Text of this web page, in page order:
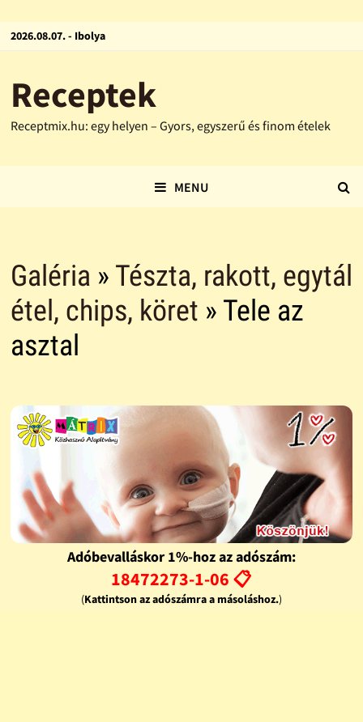
2026.08.07. - Ibolya
Receptek
Receptmix.hu: egy helyen – Gyors, egyszerű és finom ételek
MENU
Galéria » Tészta, rakott, egytál
étel, chips, köret » Tele az
asztal
Adóbevalláskor 1%-hoz az adószám:
18472273-1-06 📋
(Kattintson az adószámra a másoláshoz.)